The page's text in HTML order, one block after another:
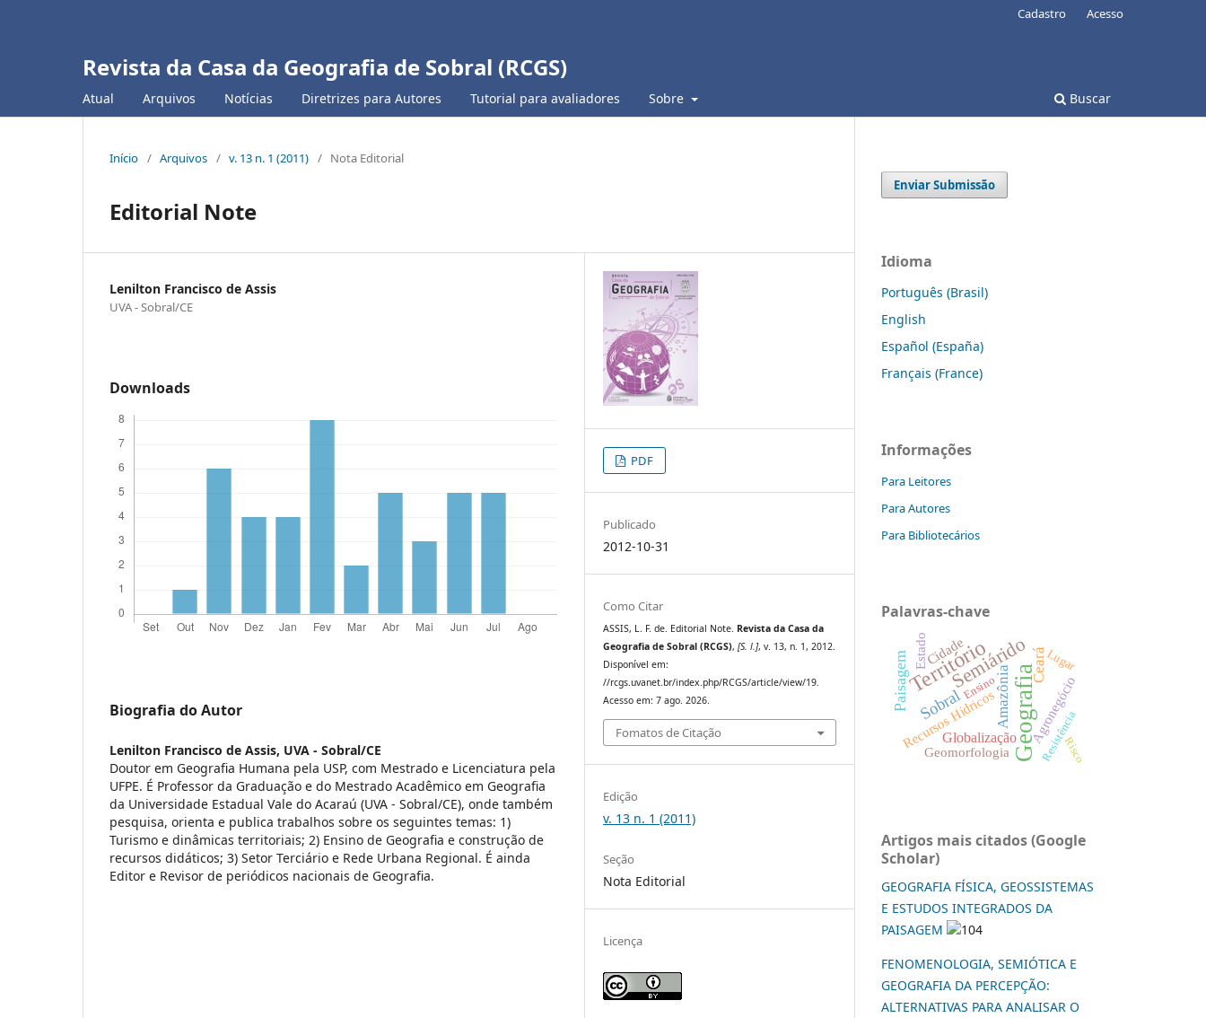
Revista da Casa da Geografia de Sobral (RCGS)
Atual Arquivos Notícias Diretrizes para Autores Tutorial para avaliadores Sobre Buscar
Cadastro Acesso
Início / Arquivos / v. 13 n. 1 (2011) / Nota Editorial
Editorial Note
Lenilton Francisco de Assis
UVA - Sobral/CE
Downloads
Biografia do Autor
Lenilton Francisco de Assis, UVA - Sobral/CE
Doutor em Geografia Humana pela USP, com Mestrado e Licenciatura pela
UFPE. É Professor da Graduação e do Mestrado Acadêmico em Geografia
da Universidade Estadual Vale do Acaraú (UVA - Sobral/CE), onde também
pesquisa, orienta e publica trabalhos sobre os seguintes temas: 1)
Turismo e dinâmicas territoriais; 2) Ensino de Geografia e construção de
recursos didáticos; 3) Setor Terciário e Rede Urbana Regional. É ainda
Editor e Revisor de periódicos nacionais de Geografia.
PDF
Publicado
2012-10-31
Como Citar
ASSIS, L. F. de. Editorial Note. Revista da Casa da
Geografia de Sobral (RCGS),[S. l.], v. 13, n. 1, 2012.
Disponível em:
//rcgs.uvanet.br/index.php/RCGS/article/view/19.
Acesso em: 7 ago. 2026.
Fomatos de Citação
Edição
v. 13 n. 1 (2011)
Seção
Nota Editorial
Licença
Enviar Submissão
Idioma
Português (Brasil)
English
Español (España)
Français (France)
Informações
Para Leitores
Para Autores
Para Bibliotecários
Palavras-chave
Geografia
TerritórioSemiárido
Sobral
Paisagem Ceará
Amazônia
Globalização
Geomorfologia
Agronegócio
Recursos Hídricos
Cidade
Estado Lugar
Resistência
Risco
Ensino
Artigos mais citados (Google
Scholar)
GEOGRAFIA FÍSICA, GEOSSISTEMAS
E ESTUDOS INTEGRADOS DA
PAISAGEM
104
FENOMENOLOGIA, SEMIÓTICA E
GEOGRAFIA DA PERCEPÇÃO:
ALTERNATIVAS PARA ANALISAR O